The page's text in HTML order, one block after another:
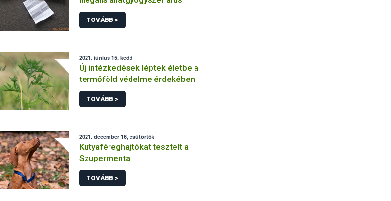
TOVÁBB >
2021. június 15, kedd
Új intézkedések léptek életbe a
termőföld védelme érdekében
TOVÁBB >
2021. december 16, csütörtök
Kutyaféreghajtókat tesztelt a
Szupermenta
TOVÁBB >